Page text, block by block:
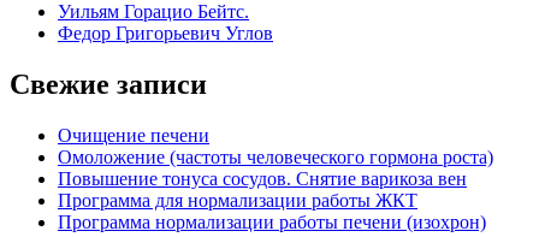
Уильям Горацио Бейтс.
Федор Григорьевич Углов
Свежие записи
Очищение печени
Омоложение (частоты человеческого гормона роста)
Повышение тонуса сосудов. Снятие варикоза вен
Программа для нормализации работы ЖКТ
Программа нормализации работы печени (изохрон)